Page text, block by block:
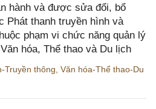
hành và được sửa đổi, bổ
Phát thanh truyền hình và
phạm vi chức năng quản lý
hóa, Thể thao và Du lịch
Truyền thông Văn hóa-Thể thao-Du